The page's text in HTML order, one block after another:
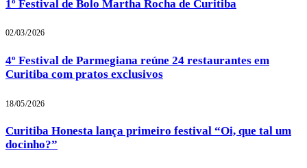
1º Festival de Bolo Martha Rocha de Curitiba
02/03/2026
4º Festival de Parmegiana reúne 24 restaurantes em
Curitiba com pratos exclusivos
18/05/2026
Curitiba Honesta lança primeiro festival “Oi, que tal um
docinho?”